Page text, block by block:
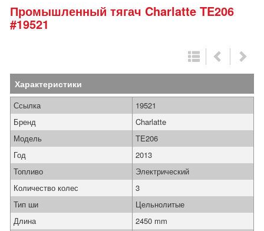
Промышленный тягач Charlatte TE206
#19521
Характеристики
Ссылка
19521
Бренд
Charlatte
Модель
TE206
Год
2013
Топливо
Электрический
Количество колес
3
Тип ши
Цельнолитые
Длина
2450 mm